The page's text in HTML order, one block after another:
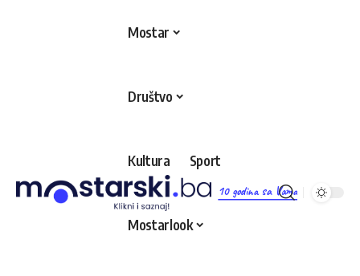
10 godina sa Vama
Mostar
Društvo
Kultura Sport
Mostarlook